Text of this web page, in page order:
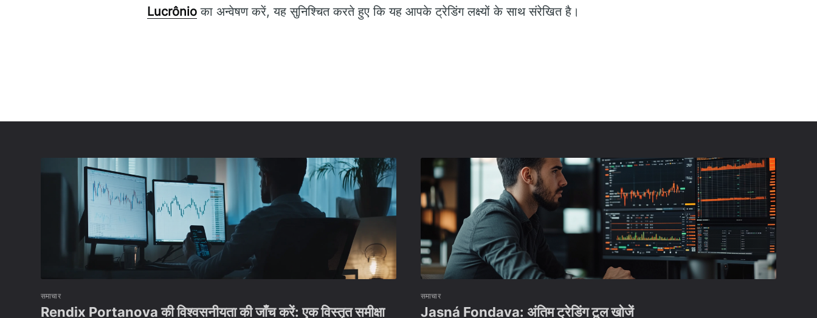
Lucrônio का अन्वेषण करें, यह सुनिश्चित करते हुए कि यह आपके ट्रेडिंग लक्ष्यों के साथ संरेखित है।
समाचार
Rendix Portanova की विश्वसनीयता की जाँच करें: एक विस्तृत समीक्षा
समाचार
Jasná Fondava: अंतिम ट्रेडिंग टूल खोजें